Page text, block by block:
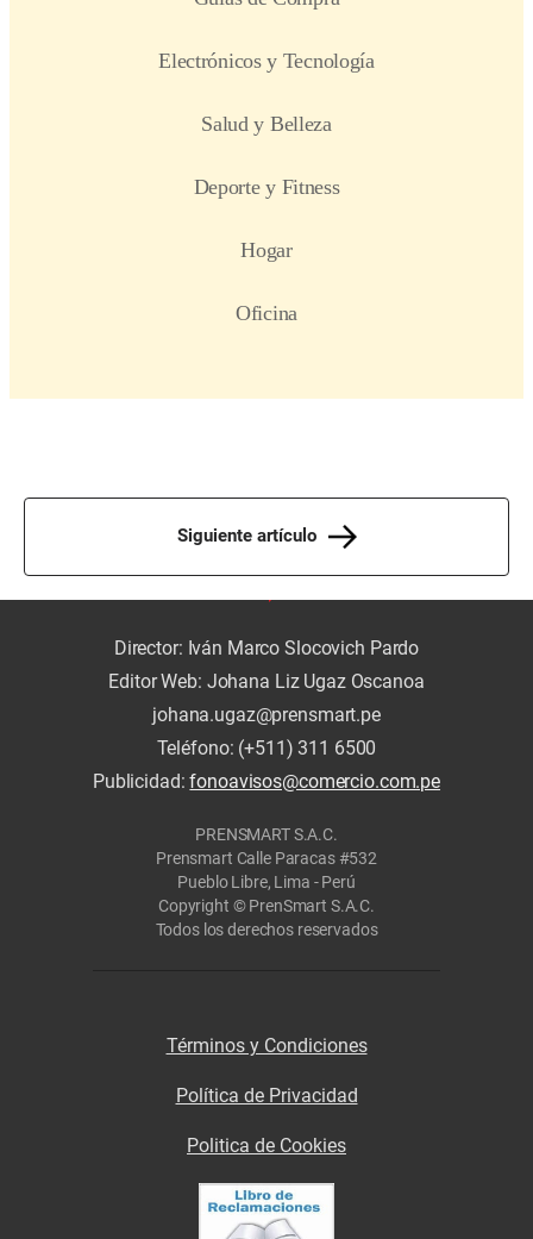
Siguiente artículo
Director: Iván Marco Slocovich Pardo
Editor Web: Johana Liz Ugaz Oscanoa
johana.ugaz@prensmart.pe
Teléfono: (+511) 311 6500
Publicidad:fonoavisos@comercio.com.pe
PRENSMART S.A.C.
Prensmart Calle Paracas #532
Pueblo Libre, Lima - Perú
Copyright © PrenSmart S.A.C.
Todos los derechos reservados
Términos y Condiciones
Política de Privacidad
Politica de Cookies